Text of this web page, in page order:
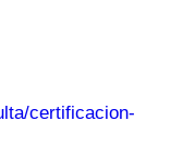
certificacion-